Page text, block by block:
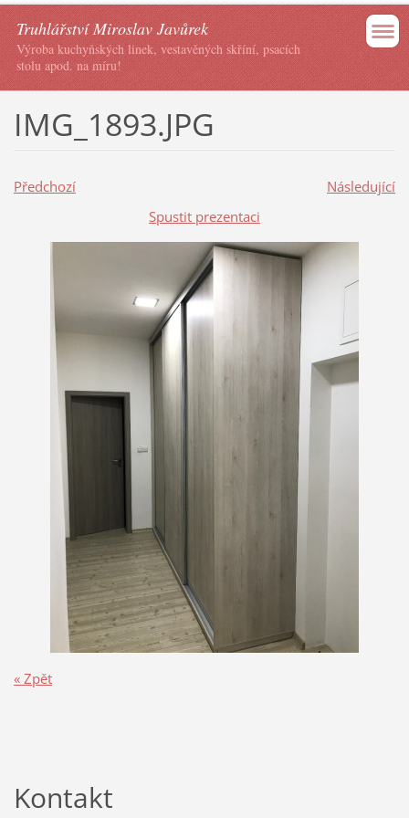
Truhlářství Miroslav Javůrek
Výroba kuchyňských linek, vestavěných skříní, psacích
stolu apod. na míru!
IMG_1893.JPG
Předchozí
Následující
Spustit prezentaci
« Zpět
Kontakt